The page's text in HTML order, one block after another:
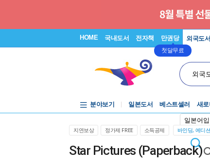
HOME 국내도서 전자책 만권당
첫달무료
외국도서
외국
일본어
분야보기 일본도서 베스트셀러 새
지연보상 정가제 FREE 소득공제 바인딩, 에디
Star Pictures (Paperback)